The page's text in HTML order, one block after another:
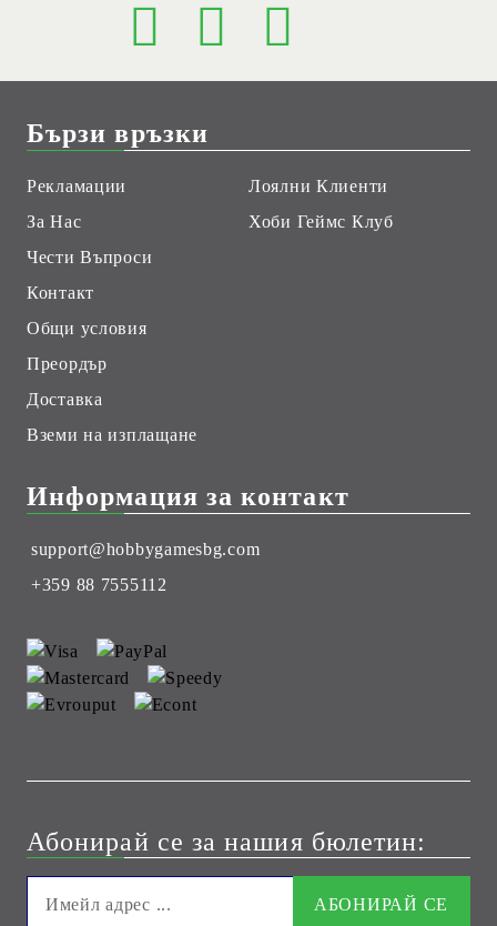
Бързи връзки
Рекламации
За Нас
Чести Въпроси
Контакт
Общи условия
Преордър
Доставка
Вземи на изплащане
Лоялни Клиенти
Хоби Геймс Клуб
Информация за контакт
support@hobbygamesbg.com
+359 88 7555112
Абонирай се за нашия бюлетин: